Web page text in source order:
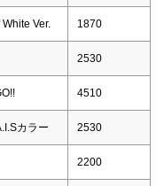
Ver. 1870
2530
4510
カラー 2530
2200